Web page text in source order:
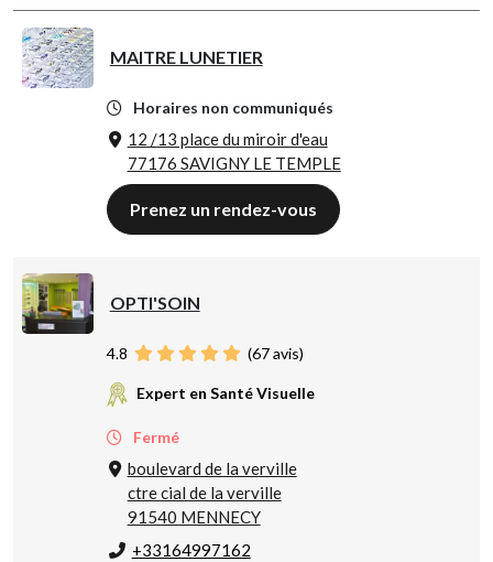
MAITRE LUNETIER
Horaires non communiqués
12 /13 place du miroir d'eau
77176 SAVIGNY LE TEMPLE
Prenez un rendez-vous
OPTI'SOIN
4.8 (67avis)
Expert en Santé Visuelle
Fermé
boulevard de la verville
ctre cial de la verville
91540 MENNECY
+33164997162